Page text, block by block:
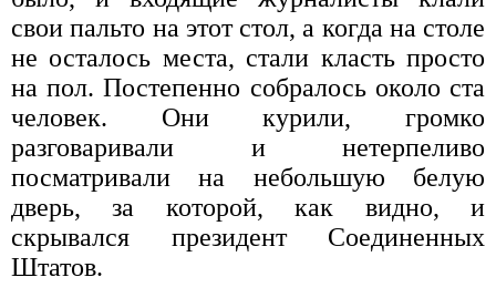
свои пальто на этот стол, а когда на столе
не осталось места, стали класть просто
на пол. Постепенно собралось около ста
человек. Они курили, громко
разговаривали и нетерпеливо
посматривали на небольшую белую
дверь, за которой, как видно, и
скрывался президент Соединенных
Штатов.